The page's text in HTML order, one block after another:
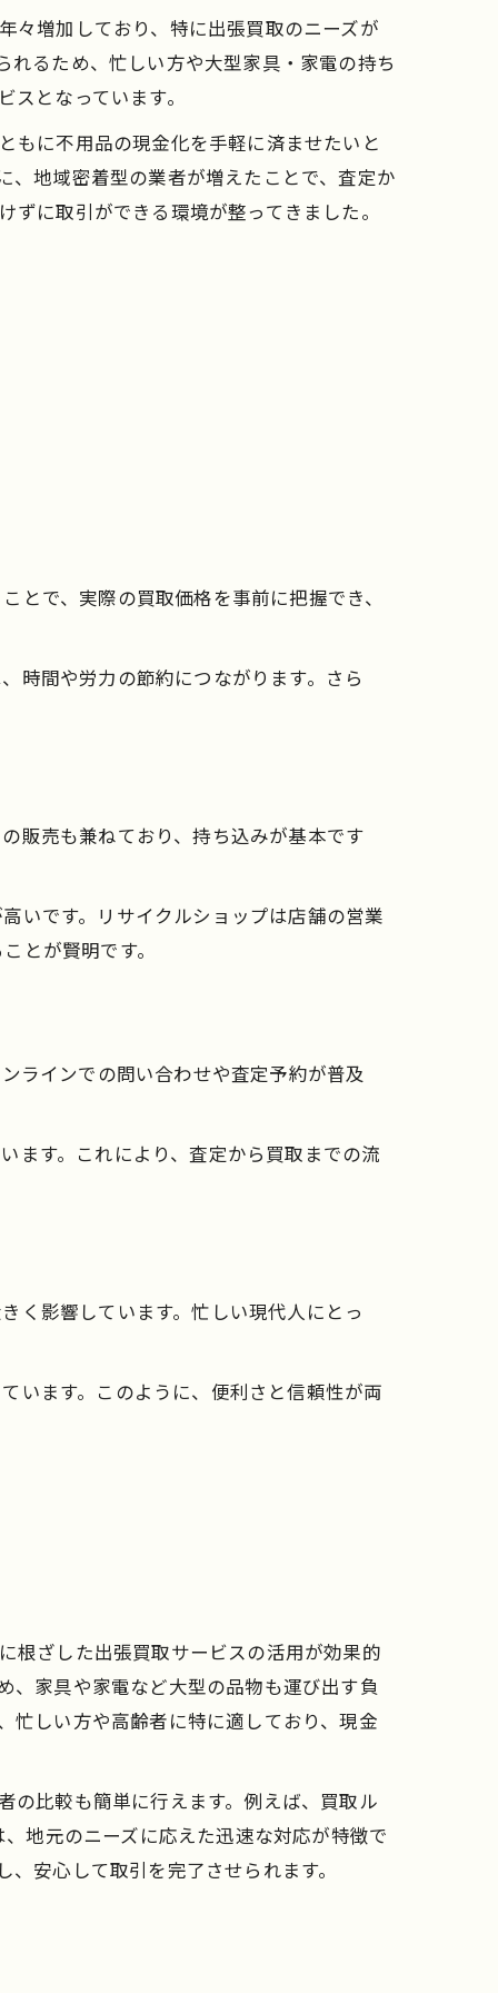
々増加しており、特に出張買取のニーズが
れるため、忙しい方や大型家具・家電の持ち
となっています。
もに不用品の現金化を手軽に済ませたいと
、地域密着型の業者が増えたことで、査定か
に取引ができる環境が整ってきました。
で、実際の買取価格を事前に把握でき、
時間や労力の節約につながります。さら
販売も兼ねており、持ち込みが基本です
いです。リサイクルショップは店舗の営業
とが賢明です。
ラインでの問い合わせや査定予約が普及
ます。これにより、査定から買取までの流
く影響しています。忙しい現代人にとっ
います。このように、便利さと信頼性が両
根ざした出張買取サービスの活用が効果的
、家具や家電など大型の品物も運び出す負
忙しい方や高齢者に特に適しており、現金
の比較も簡単に行えます。例えば、買取ル
地元のニーズに応えた迅速な対応が特徴で
安心して取引を完了させられます。